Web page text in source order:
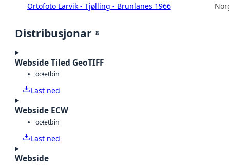
Ortofoto Larvik - Tjølling - Brunlanes 1966
Distribusjonar 8
Webside Tiled GeoTIFF
octetbin
Last ned
Webside ECW
octetbin
Last ned
Webside